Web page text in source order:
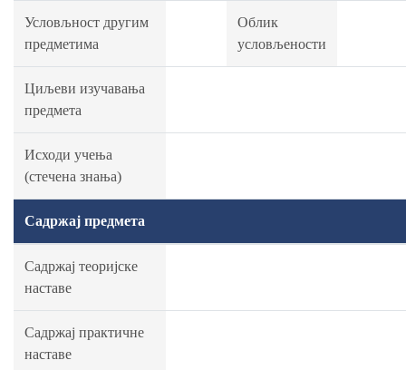
Условљност другим
предметима
Облик
условљености
Циљеви изучавања
предмета
Исходи учења
(стечена знања)
Садржај предмета
Садржај теоријске
наставе
Садржај практичне
наставе